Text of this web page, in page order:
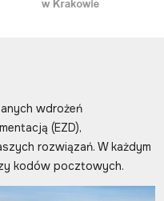
wdrożeń
(EZD),
rozwiązań. W każdym
kodów pocztowych.